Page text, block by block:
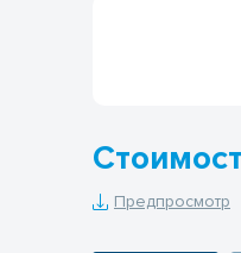
Предпросмотр